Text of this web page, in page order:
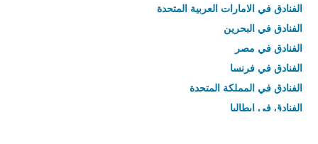
الفنادق في الامارات العربية المتحدة
الفنادق في البحرين
الفنادق في مصر
الفنادق في فرنسا
الفنادق في المملكة المتحدة
الفنادق في إيطاليا